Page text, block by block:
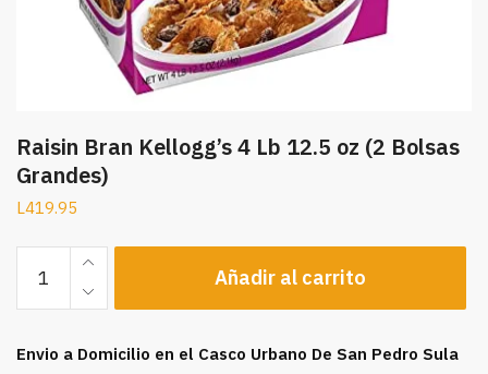
Raisin Bran Kellogg’s 4 Lb 12.5 oz (2 Bolsas
Grandes)
L419.95
Bran
Kellogg's
Lb
Añadir al carrito
Envio a Domicilio en el Casco Urbano De San Pedro Sula